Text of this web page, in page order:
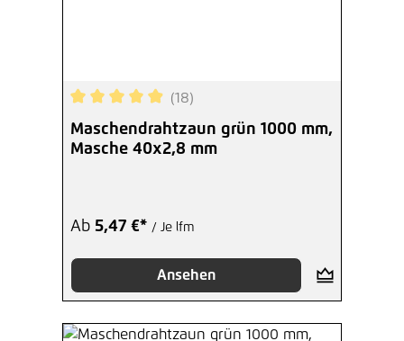
Durchschnittliche Bewertung von 4.89 von 5
(18)
Maschendrahtzaun grün 1000 mm,
Masche 40x2,8 mm
Ab 5,47 €* / Je lfm
Ansehen